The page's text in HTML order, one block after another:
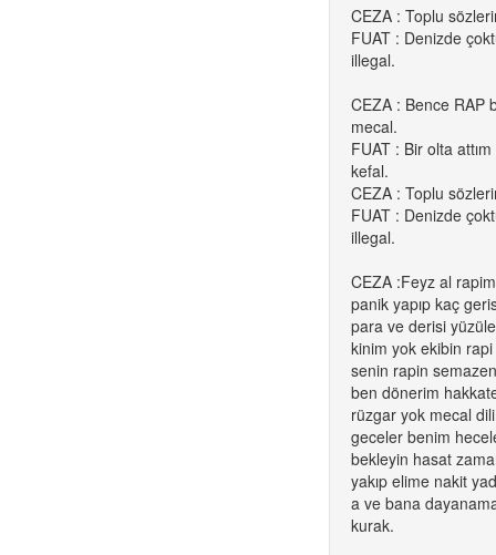
CEZA : Toplu
FUAT : Denizde
illegal.
CEZA : Bence RAP
mecal.
FUAT : Bir olta
kefal.
CEZA : Toplu
FUAT : Denizde
illegal.
CEZA :Feyz al
panik yapıp kaç
para ve derisi
kinim yok ekibin rapi
senin rapin
ben dönerim
rüzgar yok mecal
geceler benim
bekleyin hasat
yakıp elime nakit
a ve bana
kurak.